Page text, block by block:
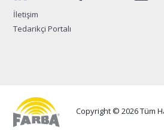
İletişim
Tedarikçi Portalı
Copyright © 2026 Tüm